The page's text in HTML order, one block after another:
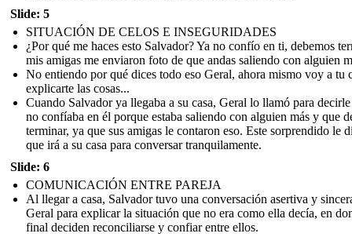
Slide: 5
SITUACIÓN DE CELOS E INSEGURIDADES
¿Por qué me haces esto Salvador? Ya no confío en ti, debemos
mis amigas me enviaron foto de que andas saliendo con alguien
No entiendo por qué dices todo eso Geral, ahora mismo voy a tu
explicarte las cosas...
Cuando Salvador ya llegaba a su casa, Geral lo llamó para
no confíaba en él porque estaba saliendo con alguien más y que
terminar, ya que sus amigas le contaron eso. Este sorprendido le
que irá a su casa para conversar tranquilamente.
Slide: 6
COMUNICACIÓN ENTRE PAREJA
Al llegar a casa, Salvador tuvo una conversación asertiva y
Geral para explicar la situación que no era como ella decía, en
final deciden reconciliarse y confiar entre ellos.